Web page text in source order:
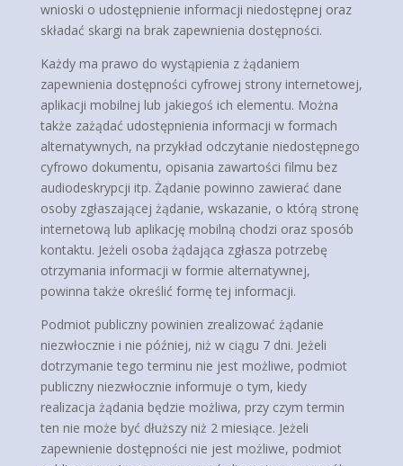
wnioski o udostępnienie informacji niedostępnej oraz
składać skargi na brak zapewnienia dostępności.
Każdy ma prawo do wystąpienia z żądaniem
zapewnienia dostępności cyfrowej strony internetowej,
aplikacji mobilnej lub jakiegoś ich elementu. Można
także zażądać udostępnienia informacji w formach
alternatywnych, na przykład odczytanie niedostępnego
cyfrowo dokumentu, opisania zawartości filmu bez
audiodeskrypcji itp. Żądanie powinno zawierać dane
osoby zgłaszającej żądanie, wskazanie, o którą stronę
internetową lub aplikację mobilną chodzi oraz sposób
kontaktu. Jeżeli osoba żądająca zgłasza potrzebę
otrzymania informacji w formie alternatywnej,
powinna także określić formę tej informacji.
Podmiot publiczny powinien zrealizować żądanie
niezwłocznie i nie później, niż w ciągu 7 dni. Jeżeli
dotrzymanie tego terminu nie jest możliwe, podmiot
publiczny niezwłocznie informuje o tym, kiedy
realizacja żądania będzie możliwa, przy czym termin
ten nie może być dłuższy niż 2 miesiące. Jeżeli
zapewnienie dostępności nie jest możliwe, podmiot